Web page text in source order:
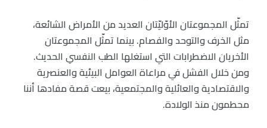
تمثّل المجموعتان الأوّليّتان العديد من الأمراض الشائعة،
مثل الخرف والتوحد والفصام. بينما تمثّل المجموعتان
الأخريان الاضطرابات التي استغلها الطب النفسي الحديث.
ومن خلال الفشل في مراعاة العوامل البيئية والعنصرية
والاقتصادية والعائلية والمجتمعية، بيعت قصة مفادها أننا
محطمون منذ الولادة.